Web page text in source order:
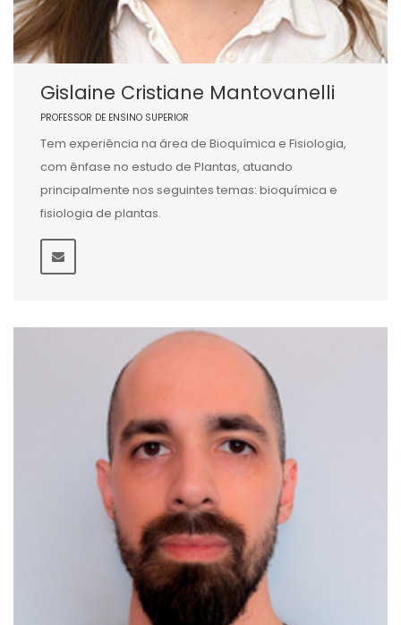
Gislaine Cristiane Mantovanelli
PROFESSOR DE ENSINO SUPERIOR
Tem experiência na área de Bioquímica e Fisiologia,
com ênfase no estudo de Plantas, atuando
principalmente nos seguintes temas: bioquímica e
fisiologia de plantas.